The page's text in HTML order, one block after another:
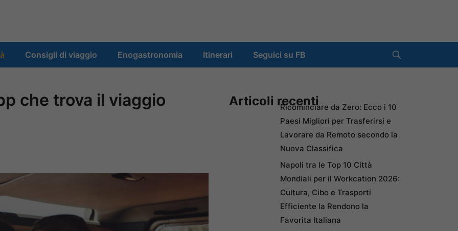
Consigli di viaggio Enogastronomia Itinerari Seguici su FB
che trova il viaggio
Articoli recentiRicominciare da Zero: Ecco i 10
Paesi Migliori per Trasferirsi e
Lavorare da Remoto secondo la
Nuova Classifica
Napoli tra le Top 10 Città
Mondiali per il Workcation 2026:
Cultura, Cibo e Trasporti
Efficiente la Rendono la
Favorita Italiana